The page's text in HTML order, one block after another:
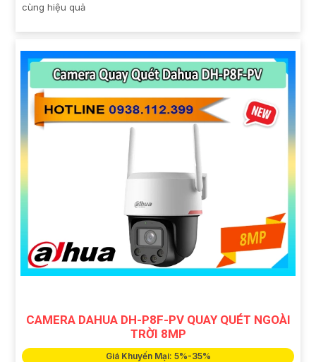
cùng hiệu quả
CAMERA DAHUA DH-P8F-PV QUAY QUÉT NGOÀI
TRỜI 8MP
Giá Khuyến Mại: 5%-35%